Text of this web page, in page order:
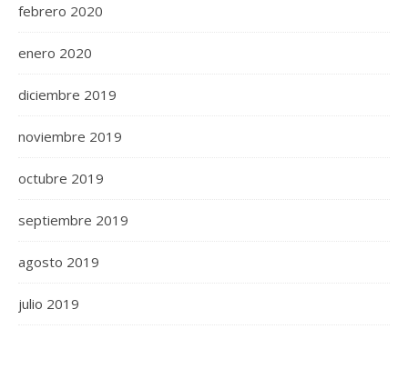
febrero 2020
enero 2020
diciembre 2019
noviembre 2019
octubre 2019
septiembre 2019
agosto 2019
julio 2019